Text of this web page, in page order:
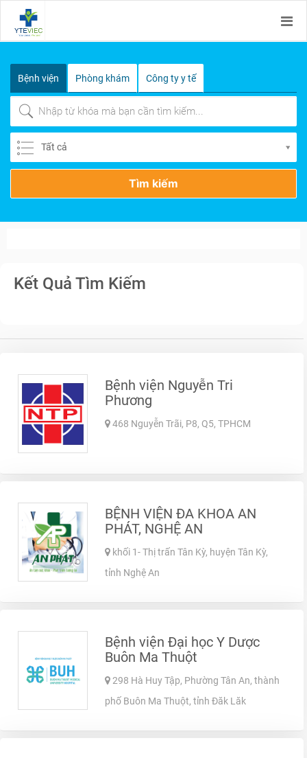
Bệnh viện Phòng khám Công ty y tế
Tất cả
Tìm kiếm
Kết Quả Tìm Kiếm
Bệnh viện Nguyễn Tri
Phương
468 Nguyễn Trãi, P8, Q5, TPHCM
BỆNH VIỆN ĐA KHOA AN
PHÁT, NGHỆ AN
khối 1- Thị trấn Tân Kỳ, huyện Tân Kỳ,
tỉnh Nghệ An
Bệnh viện Đại học Y Dược
Buôn Ma Thuột
298 Hà Huy Tập, Phường Tân An, thành
phố Buôn Ma Thuột, tỉnh Đăk Lăk